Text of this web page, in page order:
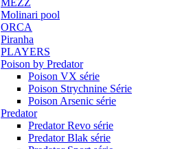
MEZZ
Molinari pool
ORCA
Piranha
PLAYERS
Poison by Predator
Poison VX série
Poison Strychnine Série
Poison Arsenic série
Predator
Predator Revo série
Predator Blak série